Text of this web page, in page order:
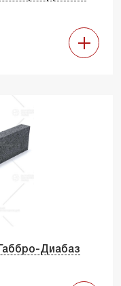
Диабаз